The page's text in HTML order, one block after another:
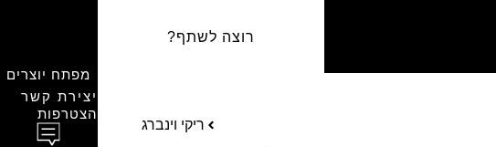
רוצה לשתף?
מפתח יוצרים
יצירת קשר
הצטרפות
ריקי וינברג